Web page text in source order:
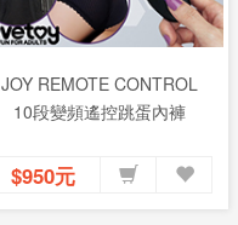
JOY REMOTE CONTROL
10段變頻遙控跳蛋內褲
$950元